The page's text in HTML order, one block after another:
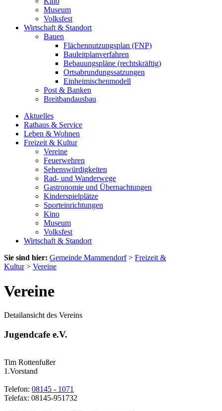
Museum
Volksfest
Wirtschaft & Standort
Bauen
Flächennutzungsplan (FNP)
Bauleitplanverfahren
Bebauungspläne (rechtskräftig)
Ortsabrundungssatzungen
Einheimischenmodell
Post & Banken
Breitbandausbau
Aktuelles
Rathaus & Service
Leben & Wohnen
Freizeit & Kultur
Vereine
Feuerwehren
Sehenswürdigkeiten
Rad- und Wanderwege
Gastronomie und Übernachtungen
Kinderspielplätze
Sporteinrichtungen
Kino
Museum
Volksfest
Wirtschaft & Standort
Sie sind hier: Gemeinde Mammendorf> Freizeit &
Kultur> Vereine
Vereine
Detailansicht des Vereins
Jugendcafe e.V.
Tim Rottenfußer
1.Vorstand
Telefon: 08145 - 1071
Telefax: 08145-951732